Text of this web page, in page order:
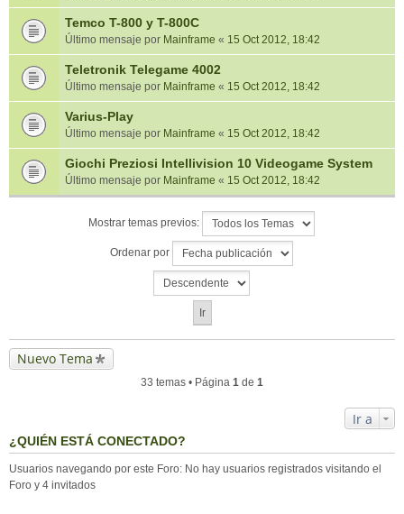
Temco T-800 y T-800C
Último mensaje por Mainframe « 15 Oct 2012, 18:42
Teletronik Telegame 4002
Último mensaje por Mainframe « 15 Oct 2012, 18:42
Varius-Play
Último mensaje por Mainframe « 15 Oct 2012, 18:42
Giochi Preziosi Intellivision 10 Videogame System
Último mensaje por Mainframe « 15 Oct 2012, 18:42
Mostrar temas previos:
Ordenar por
Nuevo Tema
33 temas • Página 1 de 1
Ir a
¿QUIÉN ESTÁ CONECTADO?
Usuarios navegando por este Foro: No hay usuarios registrados visitando el
Foro y 4 invitados